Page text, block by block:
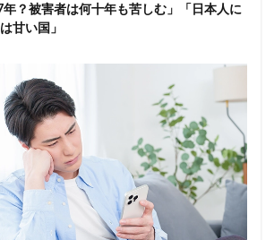
？被害者は何十年も苦しむ」「日本人に
甘い国」